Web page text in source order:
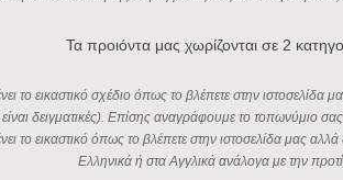
Τα προιόντα μας χωρίζονται σε 2
το εικαστικό σχέδιο όπως το βλέπετε στην
δειγματικές). Επίσης αναγράφουμε το τοπωνύμιο
το εικαστικό όπως το βλέπετε στην ιστοσελίδα μας
Ελληνικά ή στα Αγγλικά ανάλογα με την